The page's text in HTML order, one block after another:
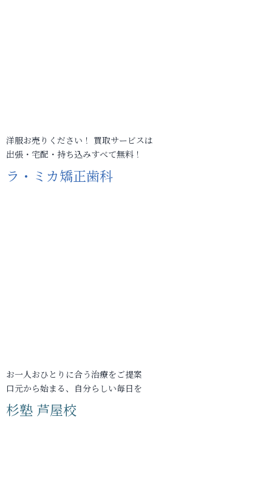
洋服お売りください！ 買取サービスは
出張・宅配・持ち込みすべて無料！
ラ・ミカ矯正歯科
お一人おひとりに合う治療をご提案
口元から始まる、自分らしい毎日を
杉塾 芦屋校